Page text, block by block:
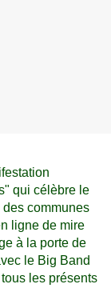
qui célèbre le
communes
ligne de mire
à la porte de
le Big Band
les présents